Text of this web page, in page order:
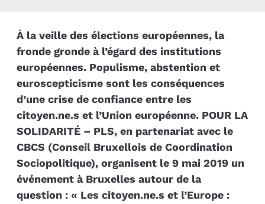
À la veille des élections européennes, la
fronde gronde à l’égard des institutions
européennes. Populisme, abstention et
euroscepticisme sont les conséquences
d’une crise de confiance entre les
citoyen.ne.s et l’Union européenne. POUR LA
SOLIDARITÉ – PLS, en partenariat avec le
CBCS (Conseil Bruxellois de Coordination
Sociopolitique), organisent le 9 mai 2019 un
événement à Bruxelles autour de la
question : « Les citoyen.ne.s et l’Europe :